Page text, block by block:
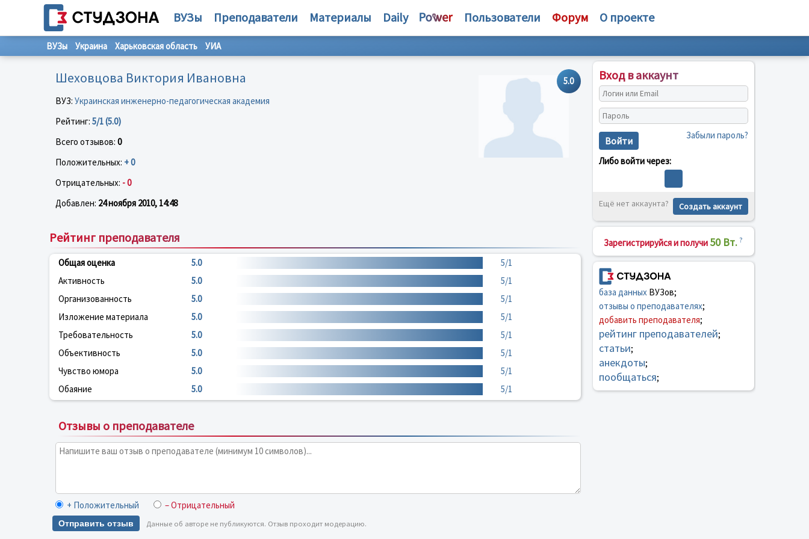
ВУЗы Преподаватели Материалы Daily Пользователи Форум О проекте
ВУЗы Украина Харьковская область УИА
5.0
Шеховцова Виктория Ивановна
ВУЗ: Украинская инженерно-педагогическая академия
Рейтинг: 5/1 (5.0)
Всего отзывов: 0
Положительных: + 0
Отрицательных: - 0
Добавлен: 24 ноября 2010, 14:48
Рейтинг преподавателя
Общая оценка 5.0
5/1
Активность
5.0
5/1
Организованность
5.0
5/1
Изложение материала
5.0
5/1
Требовательность
5.0
5/1
Объективность
5.0
5/1
Чувство юмора
5.0
5/1
Обаяние
5.0 5/1
Отзывы о преподавателе
+ Положительный – Отрицательный
Отправить отзыв Данные об авторе не публикуются. Отзыв проходит модерацию.
Вход в аккаунт
Войти Забыли пароль?
Либо войти через:
Ещё нет аккаунта? Создать аккаунт
Зарегистрируйся и получи 50 Вт. ?
база данныхВУЗов;
отзывы о преподавателях;
добавить преподавателя;
рейтинг преподавателей;
статьи;
анекдоты;
пообщаться;